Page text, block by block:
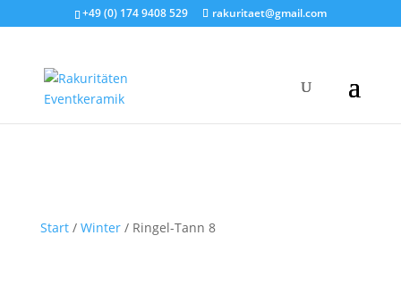
+49 (0) 174 9408 529 rakuritaet@gmail.com
Start/ Winter/ Ringel-Tann 8